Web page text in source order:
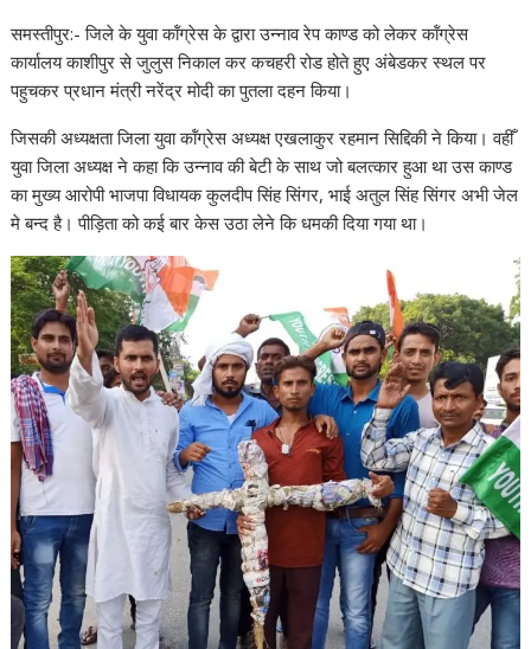
समस्तीपुर:- जिले के युवा कॉंग्रेस के द्वारा उन्नाव रेप काण्ड को लेकर कॉंग्रेस
कार्यालय काशीपुर से जुलुस निकाल कर कचहरी रोड होते हुए अंबेडकर स्थल पर
पहुचकर प्रधान मंत्री नरेंद्र मोदी का पुतला दहन किया।
जिसकी अध्यक्षता जिला युवा कॉंग्रेस अध्यक्ष एखलाकुर रहमान सिद्दिकी ने किया। वहीँ
युवा जिला अध्यक्ष ने कहा कि उन्नाव की बेटी के साथ जो बलत्कार हुआ था उस काण्ड
का मुख्य आरोपी भाजपा विधायक कुलदीप सिंह सिंगर, भाई अतुल सिंह सिंगर अभी जेल
मे बन्द है। पीड़िता को कई बार केस उठा लेने कि धमकी दिया गया था।